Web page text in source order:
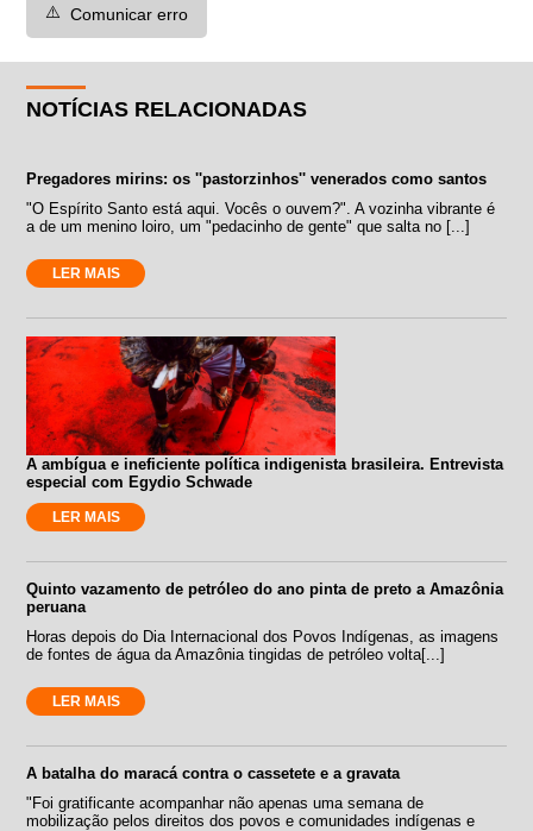
⚠️ Comunicar erro
NOTÍCIAS RELACIONADAS
Pregadores mirins: os ''pastorzinhos'' venerados como santos
"O Espírito Santo está aqui. Vocês o ouvem?". A vozinha vibrante é
a de um menino loiro, um "pedacinho de gente" que salta no [...]
LER MAIS
A ambígua e ineficiente política indigenista brasileira. Entrevista
especial com Egydio Schwade
LER MAIS
Quinto vazamento de petróleo do ano pinta de preto a Amazônia
peruana
Horas depois do Dia Internacional dos Povos Indígenas, as imagens
de fontes de água da Amazônia tingidas de petróleo volta[...]
LER MAIS
A batalha do maracá contra o cassetete e a gravata
"Foi gratificante acompanhar não apenas uma semana de
mobilização pelos direitos dos povos e comunidades indígenas e